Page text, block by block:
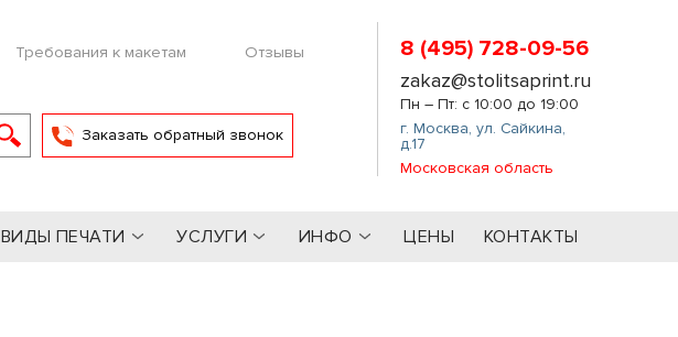
Требования к макетам Отзывы
Заказать обратный звонок
8 (495) 728-09-56
zakaz@stolitsaprint.ru
Пн – Пт: с 10:00 до 19:00
г. Москва,ул. Сайкина,
д.17
Московская область
ВИДЫ ПЕЧАТИ УСЛУГИ ИНФО ЦЕНЫ КОНТАКТЫ